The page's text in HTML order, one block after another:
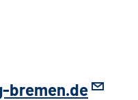
bremen.de